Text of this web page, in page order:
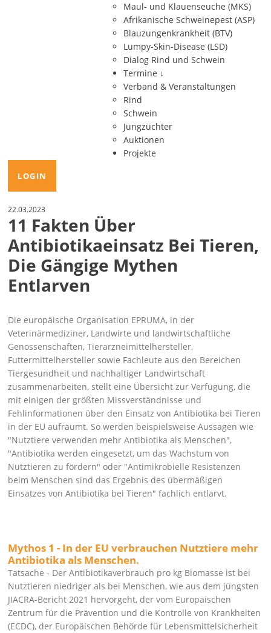
Maul- und Klauenseuche (MKS)
Afrikanische Schweinepest (ASP)
Blauzungenkrankheit (BTV)
Lumpy-Skin-Disease (LSD)
Dialog Rind und Schwein
Termine ↓
Verband & Veranstaltungen
Rind
Schwein
Jungzüchter
Auktionen
Projekte
LOGIN
22.03.2023
11 Fakten Über
Antibiotikaeinsatz Bei Tieren,
Die Gängige Mythen
Entlarven
Die europäische Organisation EPRUMA, in der
Veterinärmediziner, Landwirte und landwirtschaftliche
Genossenschaften, Tierarzneimittelhersteller,
Futtermittelhersteller sowie Fachleute aus den Bereichen
Tiergesundheit und nachhaltiger Landwirtschaft
zusammenarbeiten, stellt eine Übersicht zur Verfügung, die
mit einigen der größten Missverständnisse und
Fehlinformationen über den Einsatz von Antibiotika bei Tieren
in der EU aufräumt. So werden beispielsweise Aussagen wie
Nutztiere verwenden mehr Antibiotika als Menschen ,
Antibiotika werden eingesetzt, um das Wachstum von
Nutztieren zu fördern oder Antimikrobielle Resistenzen
beim Menschen sind das Ergebnis des übermäßigen
Einsatzes von Antibiotika bei Tieren fachlich entlarvt.
Mythos 1 - In der EU verbrauchen Nutztiere mehr
Antibiotika als Menschen.
Tatsache - Der Antibiotikaverbrauch pro kg Biomasse ist bei
Nutztieren niedriger als bei Menschen, wie aus dem jüngsten
JIACRA-Bericht 2021 hervorgeht, der vom Europäischen
Zentrum für die Prävention und die Kontrolle von Krankheiten
(ECDC), der Europäischen Behörde für Lebensmittelsicherheit